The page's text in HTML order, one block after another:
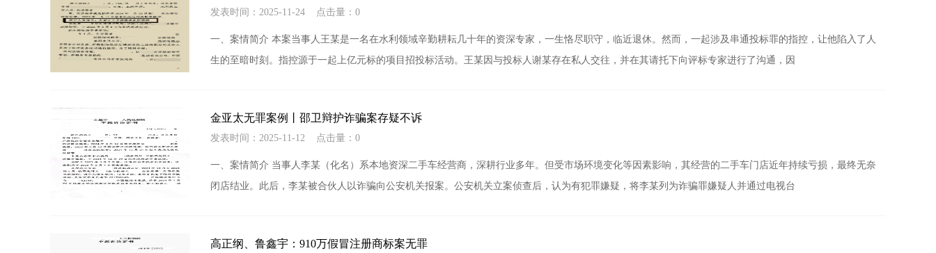
发表时间：2025-11-24 点击量：0
一、案情简介 本案当事人王某是一名在水利领域辛勤耕耘几十年的资深专家，一生恪尽职守，临近退休。然而，一起涉及串通投标罪的指控，让他陷入了人
生的至暗时刻。指控源于一起上亿元标的项目招投标活动。王某因与投标人谢某存在私人交往，并在其请托下向评标专家进行了沟通，因
金亚太无罪案例丨邵卫辩护诈骗案存疑不诉
发表时间：2025-11-12 点击量：0
一、案情简介 当事人李某（化名）系本地资深二手车经营商，深耕行业多年。但受市场环境变化等因素影响，其经营的二手车门店近年持续亏损，最终无奈
闭店结业。此后，李某被合伙人以诈骗向公安机关报案。公安机关立案侦查后，认为有犯罪嫌疑，将李某列为诈骗罪嫌疑人并通过电视台
高正纲、鲁鑫宇：910万假冒注册商标案无罪